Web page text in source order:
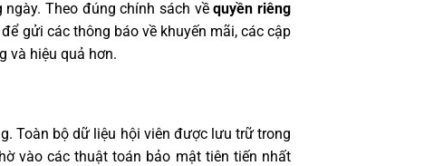
Theo đúng chính sách vềquyền riêng
gửi các thông báo về khuyến mãi, các cập
và hiệu quả hơn.
Toàn bộ dữ liệu hội viên được lưu trữ trong
vào các thuật toán bảo mật tiên tiến nhất